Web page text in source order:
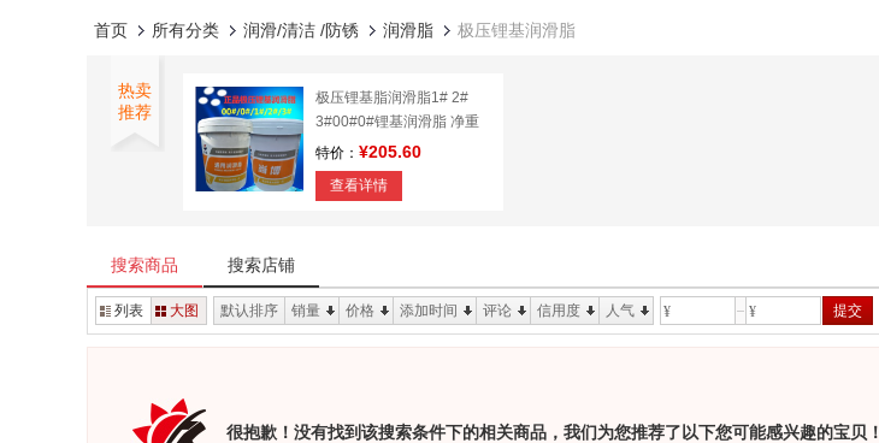
首页 所有分类 润滑/清洁 /防锈 润滑脂 极压锂基润滑脂
热卖
推荐
极压锂基脂润滑脂1# 2#
3#00#0#锂基润滑脂 净重
15公斤 包邮
特价： ¥205.60
查看详情
搜索商品 搜索店铺
列表 大图 默认排序 销量 价格 添加时间 评论 信用度 人气 ¥ ¥ 提交
很抱歉！没有找到该搜索条件下的相关商品，我们为您推荐了以下您可能感兴趣的宝贝！